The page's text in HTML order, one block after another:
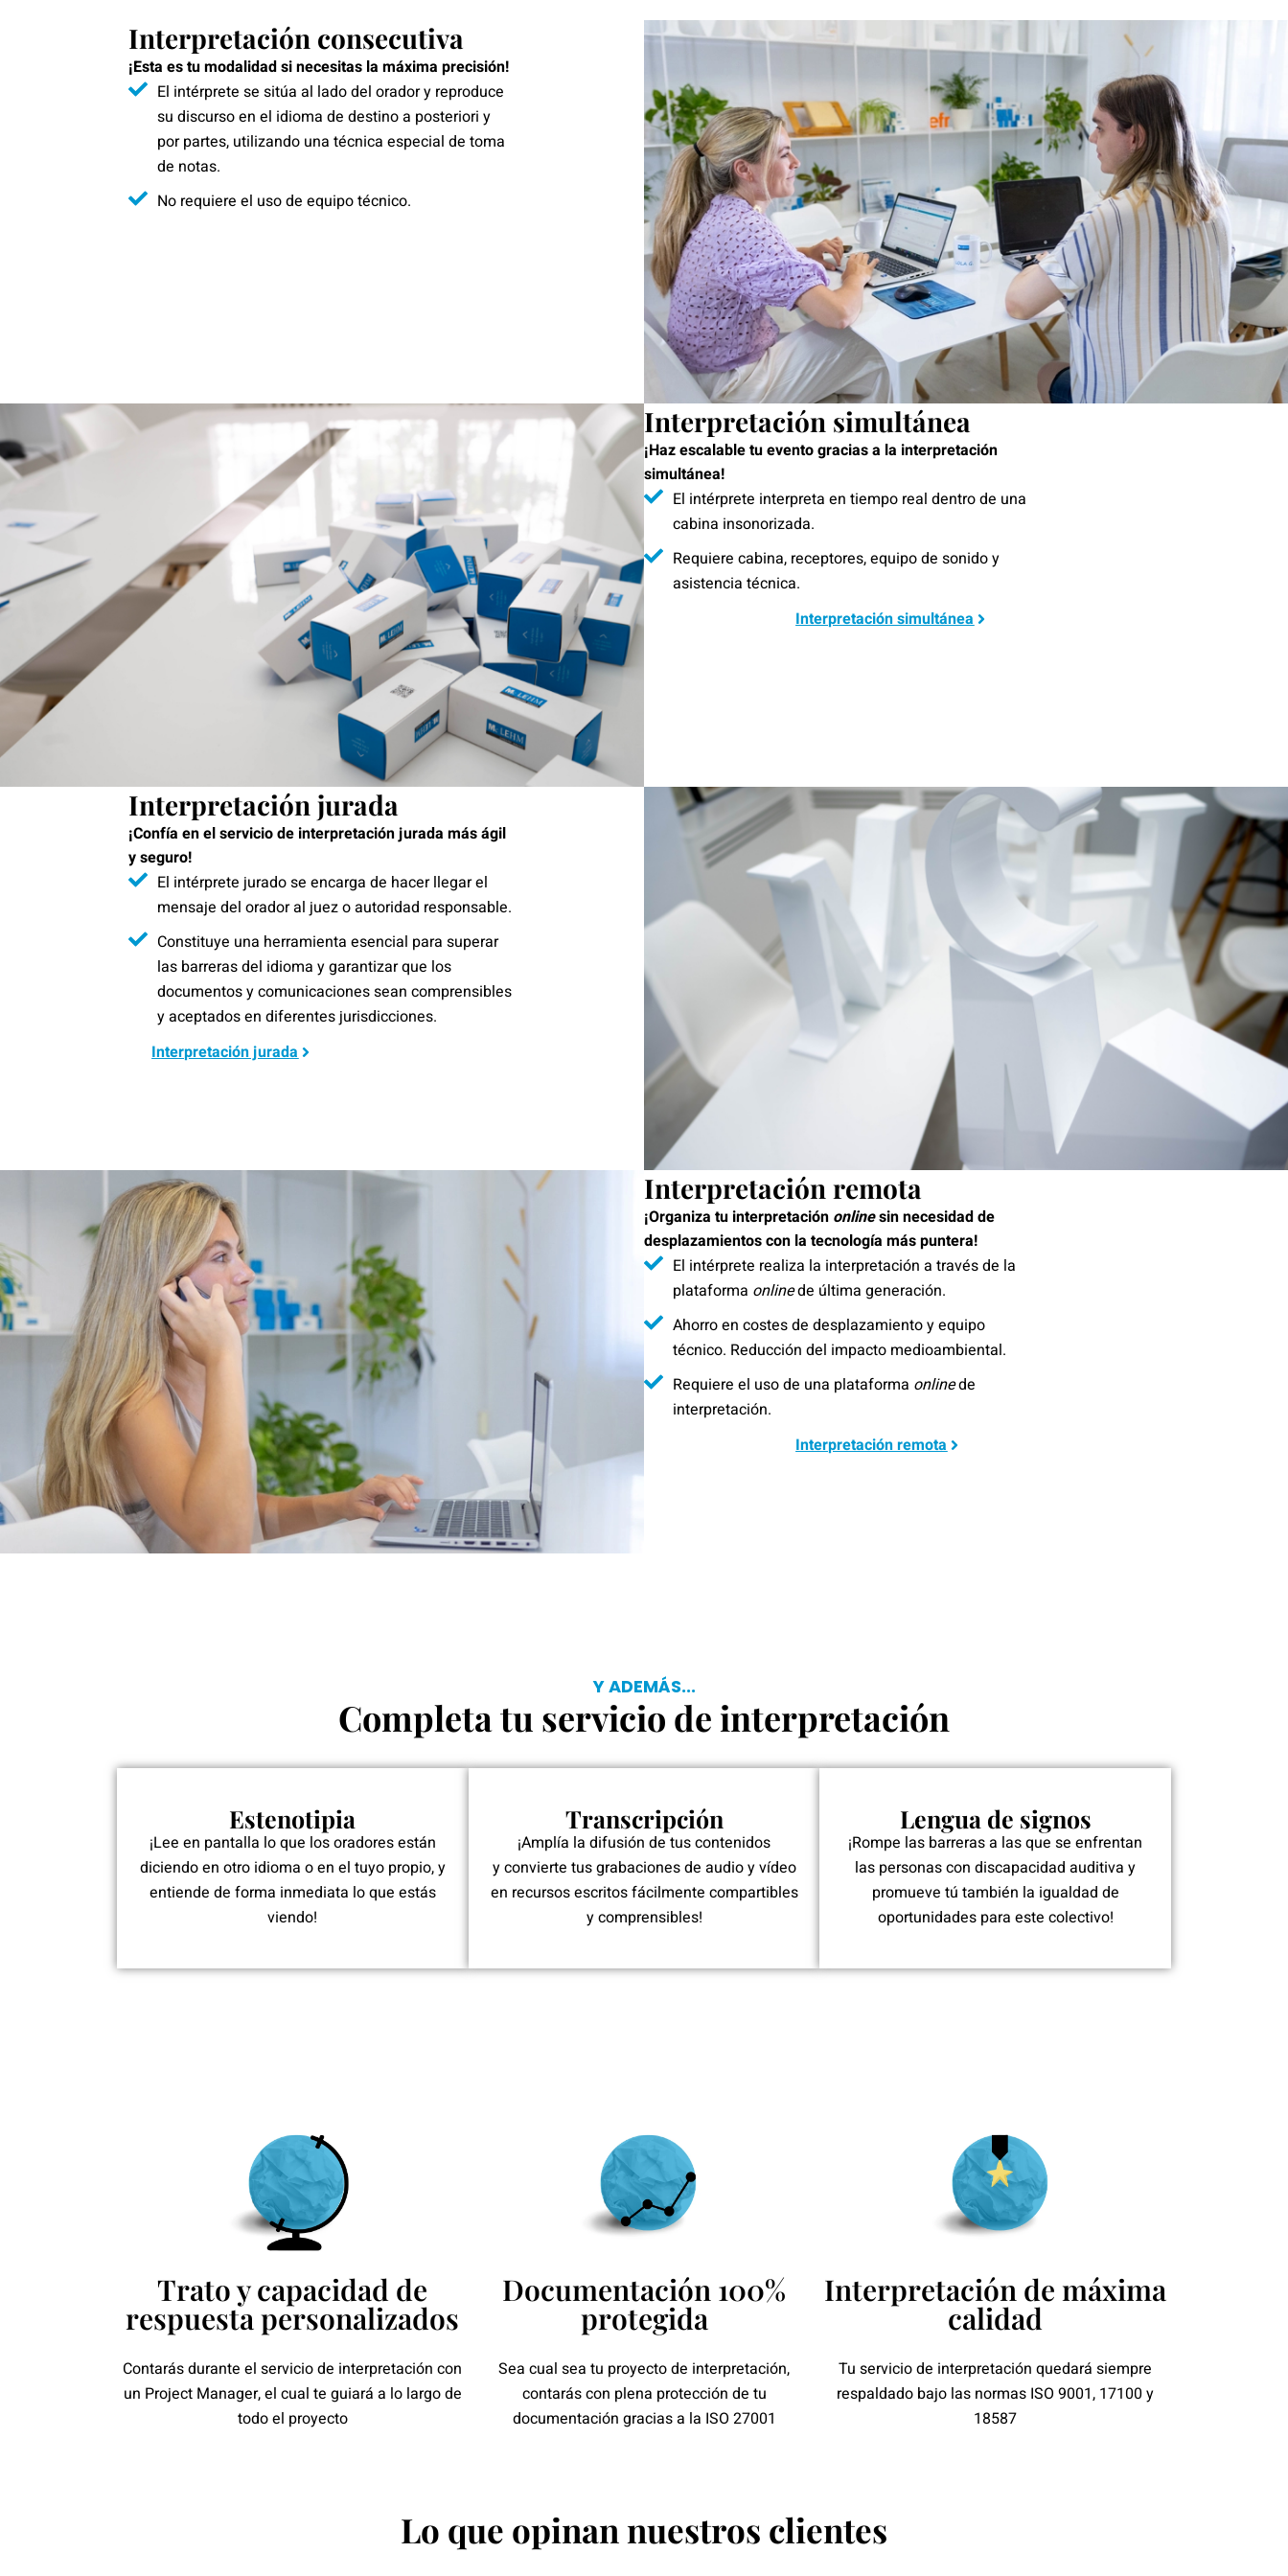
Interpretación consecutiva
¡Esta es tu modalidad si necesitas la máxima precisión!
El intérprete se sitúa al lado del orador y reproduce
su discurso en el idioma de destino a posteriori y
por partes, utilizando una técnica especial de toma
de notas.
No requiere el uso de equipo técnico.
Interpretación simultánea
¡Haz escalable tu evento gracias a la interpretación
simultánea!
El intérprete interpreta en tiempo real dentro de una
cabina insonorizada.
Requiere cabina, receptores, equipo de sonido y
asistencia técnica.
Interpretación simultánea
Interpretación jurada
¡Confía en el servicio de interpretación jurada más ágil
y seguro!
El intérprete jurado se encarga de hacer llegar el
mensaje del orador al juez o autoridad responsable.
Constituye una herramienta esencial para superar
las barreras del idioma y garantizar que los
documentos y comunicaciones sean comprensibles
y aceptados en diferentes jurisdicciones.
Interpretación jurada
Interpretación remota
¡Organiza tu interpretación onlinesin necesidad de
desplazamientos con la tecnología más puntera!
El intérprete realiza la interpretación a través de la
plataforma onlinede última generación.
Ahorro en costes de desplazamiento y equipo
técnico. Reducción del impacto medioambiental.
Requiere el uso de una plataforma onlinede
interpretación.
Interpretación remota
Y ADEMÁS...
Completa tu servicio de interpretación
Estenotipia
¡Lee en pantalla lo que los oradores están
diciendo en otro idioma o en el tuyo propio, y
entiende de forma inmediata lo que estás
viendo!
Transcripción
¡Amplía la difusión de tus contenidos
yconvierte tus grabaciones de audio y vídeo
en recursos escritos fácilmente compartibles
y comprensibles!
Lengua de signos
¡Rompe las barreras a las que se enfrentan
las personas con discapacidad auditiva y
promueve tú también la igualdad de
oportunidades para este colectivo!
Trato y capacidad de
respuesta personalizados
Contarás durante el servicio de interpretación con
un Project Manager, el cual te guiará a lo largo de
todo el proyecto
Documentación 100%
protegida
Sea cual sea tu proyecto de interpretación,
contarás con plena protección de tu
documentación gracias a la ISO 27001
Interpretación de máxima
calidad
Tu servicio de interpretación quedará siempre
respaldado bajo las normas ISO 9001, 17100 y
18587
Lo que opinan nuestros clientes